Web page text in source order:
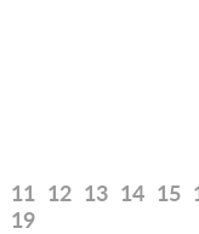
11 12 13 14 15
19